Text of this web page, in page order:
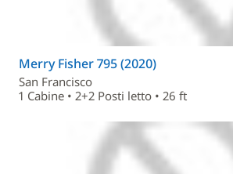
Merry Fisher 795 (2020)
San Francisco
1 Cabine • 2+2 Posti letto • 26 ft